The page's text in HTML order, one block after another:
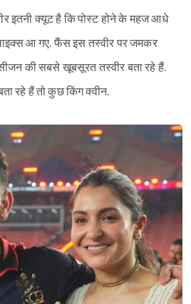
इतनी क्यूट है कि पोस्ट होने के महज आधे
आ गए. फैंस इस तस्वीर पर जमकर
की सबसे खूबसूरत तस्वीर बता रहे हैं.
रहे हैं तो कुछ किंग क्वीन.